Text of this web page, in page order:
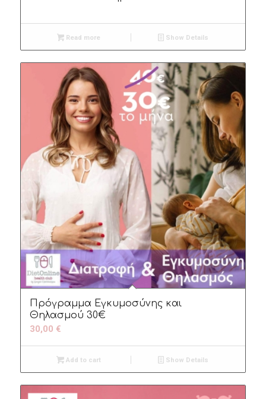
Read more Show Details
Πρόγραμμα Εγκυμοσύνης και
Θηλασμού 30€
30,00 €
Add to cart Show Details